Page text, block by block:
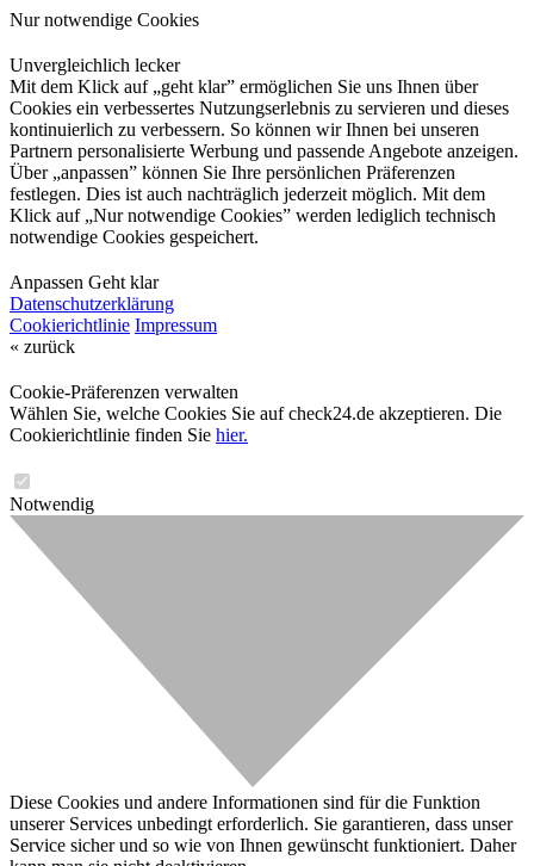
Nur notwendige Cookies
Unvergleichlich lecker
Mit dem Klick auf „geht klar” ermöglichen Sie uns Ihnen über
Cookies ein verbessertes Nutzungserlebnis zu servieren und dieses
kontinuierlich zu verbessern. So können wir Ihnen bei unseren
Partnern personalisierte Werbung und passende Angebote anzeigen.
Über „anpassen” können Sie Ihre persönlichen Präferenzen
festlegen. Dies ist auch nachträglich jederzeit möglich. Mit dem
Klick auf „Nur notwendige Cookies” werden lediglich technisch
notwendige Cookies gespeichert.
Anpassen Geht klar
Datenschutzerklärung
Cookierichtlinie Impressum
« zurück
Cookie-Präferenzen verwalten
Wählen Sie, welche Cookies Sie auf check24.de akzeptieren. Die
Cookierichtlinie finden Sie hier.
Notwendig
Diese Cookies und andere Informationen sind für die Funktion
unserer Services unbedingt erforderlich. Sie garantieren, dass unser
Service sicher und so wie von Ihnen gewünscht funktioniert. Daher